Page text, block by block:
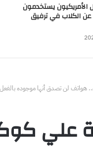
الأمريكيون يستخدمون
عن الكلاب في ترفيق